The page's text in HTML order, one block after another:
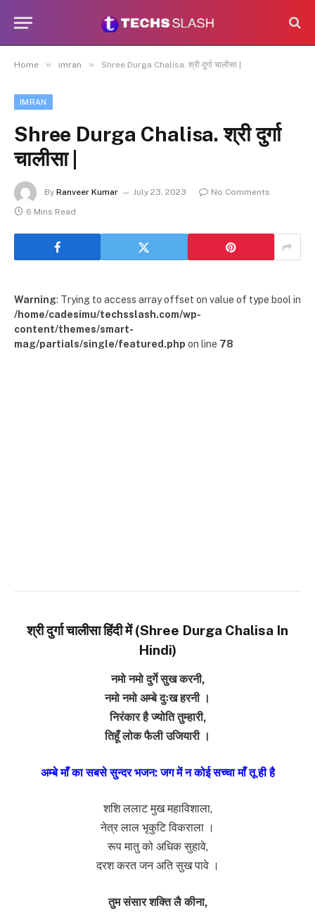
Home » imran » Shree Durga Chalisa. श्री दुर्गा चालीसा |
IMRAN
Shree Durga Chalisa. श्री दुर्गा
चालीसा |
By Ranveer Kumar July 23, 2023
No Comments
6 Mins Read
Warning: Trying to access array offset on value of type bool in
/home/cadesimu/techsslash.com/wp-
content/themes/smart-
mag/partials/single/featured.php on line 78
श्री दुर्गा चालीसा हिंदी में (Shree Durga Chalisa In
Hindi)
नमो नमो दुर्गे सुख करनी,
नमो नमो अम्बे दुःख हरनी ।
निरंकार है ज्योति तुम्हारी,
तिहूँ लोक फैली उजियारी ।
अम्बे माँ का सबसे सुन्दर भजन: जग में न कोई सच्चा माँ तू ही है
शशि ललाट मुख महाविशाला,
नेत्र लाल भृकुटि विकराला ।
रूप मातु को अधिक सुहावे,
दरश करत जन अति सुख पावे ।
तुम संसार शक्ति लै कीना,